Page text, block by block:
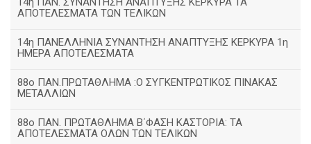
ΑΠΟΤΕΛΕΣΜΑΤΑ ΤΩΝ ΤΕΛΙΚΩΝ
14η ΠΑΝΕΛΛΗΝΙΑ ΣΥΝΑΝΤΗΣΗ ΑΝΑΠΤΥΞΗΣ ΚΕΡΚΥΡΑ 1η
ΗΜΕΡΑ ΑΠΟΤΕΛΕΣΜΑΤΑ
88ο ΠΑΝ.ΠΡΩΤΑΘΛΗΜΑ :Ο ΣΥΓΚΕΝΤΡΩΤΙΚΟΣ ΠΙΝΑΚΑΣ
ΜΕΤΑΛΛΙΩΝ
88ο ΠΑΝ. ΠΡΩΤΑΘΛΗΜΑ Β΄ΦΑΣΗ ΚΑΣΤΟΡΙΑ: ΤΑ
ΑΠΟΤΕΛΕΣΜΑΤΑ ΟΛΩΝ ΤΩΝ ΤΕΛΙΚΩΝ